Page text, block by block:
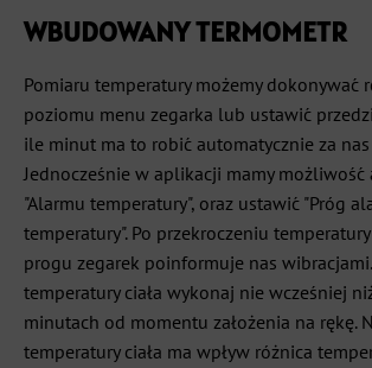
WBUDOWANY TERMOMETR
Pomiaru temperatury możemy dokonywać
poziomu menu zegarka lub ustawić
ile minut ma to robić automatycznie za
Jednocześnie w aplikacji mamy
"Alarmu temperatury", oraz ustawić "Próg
temperatury". Po przekroczeniu
progu zegarek poinformuje nas
temperatury ciała wykonaj nie wcześniej
minutach od momentu założenia na rękę.
temperatury ciała ma wpływ różnica